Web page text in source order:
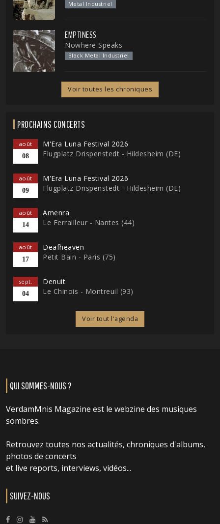
Metal Industriel
EMPTINESS
Nowhere Speaks
Black Metal Industriel
Voir toutes les chroniques
PROCHAINS CONCERTS
août
08
M'Era Luna Festival 2026
Flugplatz Drispenstedt - Hildesheim (DE)
août
09
M'Era Luna Festival 2026
Flugplatz Drispenstedt - Hildesheim (DE)
août
14
Amenra
Le Ferrailleur - Nantes (44)
août
17
Deafheaven
Petit Bain - Paris (75)
sept.
04
Denuit
Le Chinois - Montreuil (93)
Voir tout l'agenda
QUI SOMMES-NOUS ?
VerdamMnis Magazine est le webzine des musiques
sombres.
Retrouvez toutes nos actualités, chroniques d'albums,
photos de concerts
et live reports, interviews, vidéos...
SUIVEZ-NOUS